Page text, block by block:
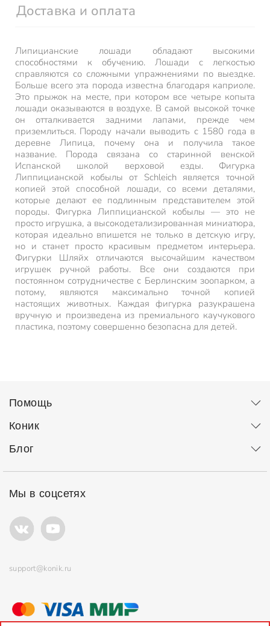
Доставка и оплата
Липицианские лошади обладают высокими
способностями к обучению. Лошади с легкостью
справляются со сложными упражнениями по выездке.
Больше всего эта порода известна благодаря каприоле.
Это прыжок на месте, при котором все четыре копыта
лошади оказываются в воздухе. В самой высокой точке
он отталкивается задними лапами, прежде чем
приземлиться. Породу начали выводить с 1580 года в
деревне Липица, почему она и получила такое
название. Порода связана со старинной венской
Испанской школой верховой езды. Фигурка
Липпицианской кобылы от Schleich является точной
копией этой способной лошади, со всеми деталями,
которые делают ее подлинным представителем этой
породы. Фигурка Липпицианской кобылы — это не
просто игрушка, а высокодетализированная миниатюра,
которая идеально впишется не только в детскую игру,
но и станет просто красивым предметом интерьера.
Фигурки Шляйх отличаются высочайшим качеством
игрушек ручной работы. Все они создаются при
постоянном сотрудничестве с Берлинским зоопарком, а
потому, являются максимально точной копией
настоящих животных. Каждая фигурка разукрашена
вручную и произведена из премиального каучукового
пластика, поэтому совершенно безопасна для детей.
Помощь
Коник
Блог
Мы в соцсетях
support@konik.ru